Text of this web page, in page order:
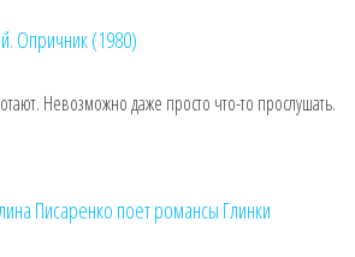
Опричник (1980)
Невозможно даже просто что-то прослушать.
Писаренко поет романсы Глинки